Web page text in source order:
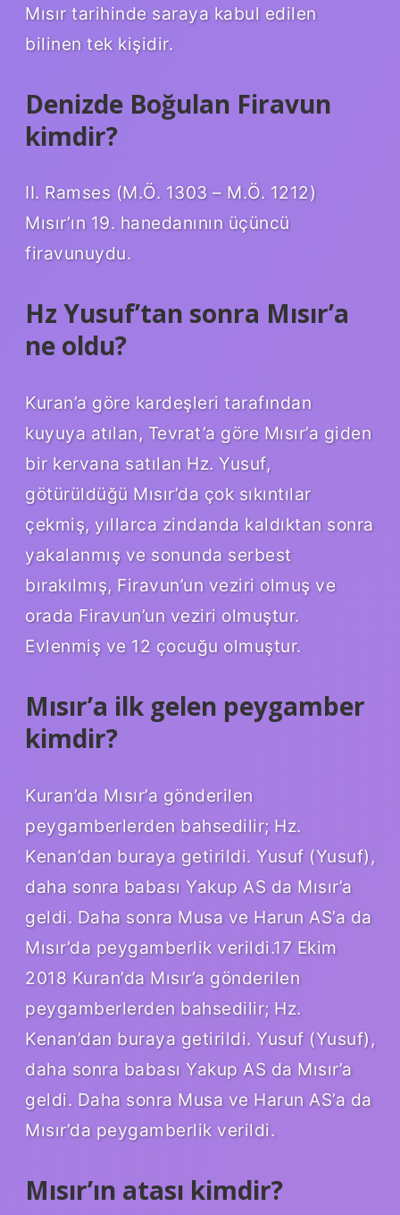
Mısır tarihinde saraya kabul edilen
bilinen tek kişidir.
Denizde Boğulan Firavun
kimdir?
II. Ramses (M.Ö. 1303 – M.Ö. 1212)
Mısır’ın 19. hanedanının üçüncü
firavunuydu.
Hz Yusuf’tan sonra Mısır’a
ne oldu?
Kuran’a göre kardeşleri tarafından
kuyuya atılan, Tevrat’a göre Mısır’a giden
bir kervana satılan Hz. Yusuf,
götürüldüğü Mısır’da çok sıkıntılar
çekmiş, yıllarca zindanda kaldıktan sonra
yakalanmış ve sonunda serbest
bırakılmış, Firavun’un veziri olmuş ve
orada Firavun’un veziri olmuştur.
Evlenmiş ve 12 çocuğu olmuştur.
Mısır’a ilk gelen peygamber
kimdir?
Kuran’da Mısır’a gönderilen
peygamberlerden bahsedilir; Hz.
Kenan’dan buraya getirildi. Yusuf (Yusuf),
daha sonra babası Yakup AS da Mısır’a
geldi. Daha sonra Musa ve Harun AS’a da
Mısır’da peygamberlik verildi.17 Ekim
2018 Kuran’da Mısır’a gönderilen
peygamberlerden bahsedilir; Hz.
Kenan’dan buraya getirildi. Yusuf (Yusuf),
daha sonra babası Yakup AS da Mısır’a
geldi. Daha sonra Musa ve Harun AS’a da
Mısır’da peygamberlik verildi.
Mısır’ın atası kimdir?